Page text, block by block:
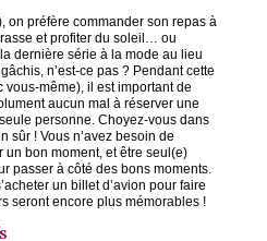
on préfère commander son repas à
et profiter du soleil… ou
dernière série à la mode au lieu
n’est-ce pas ? Pendant cette
même), il est important de
aucun mal à réserver une
personne. Choyez-vous dans
sûr ! Vous n’avez besoin de
un bon moment, et être seul(e)
passer à côté des bons moments.
un billet d’avion pour faire
seront encore plus mémorables !